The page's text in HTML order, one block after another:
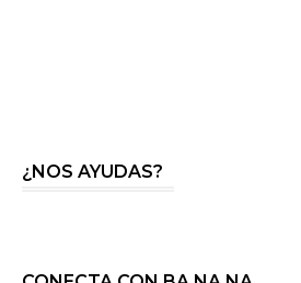
¿NOS AYUDAS?